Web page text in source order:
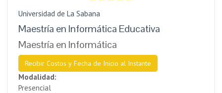
Universidad de La Sabana
Maestría en Informática Educativa
Maestría en Informática
Recibir Costos y Fecha de Inicio al Instante
Modalidad:
Presencial